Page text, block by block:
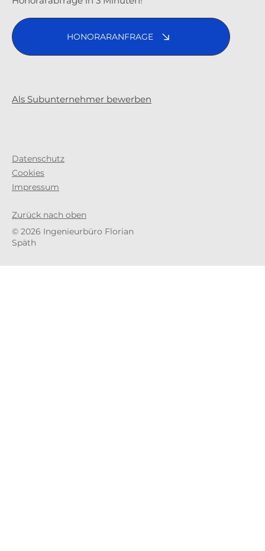
HONORARANFRAGE
Als Subunternehmer bewerben
Zurück nach oben
© 2026 Ingenieurbüro Florian
Späth
Datenschutz
Cookies
Impressum